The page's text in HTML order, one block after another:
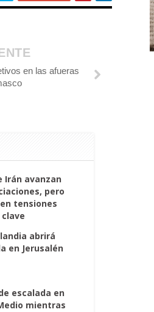
en las afueras
Irán avanzan
pero
tensiones
clave
abrirá
en Jerusalén
escalada en
mientras